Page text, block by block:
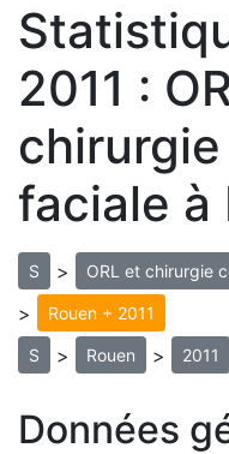
2011 :
faciale à
S > ORL et chirurgie
> Rouen + 2011
S > Rouen > 2011
Données